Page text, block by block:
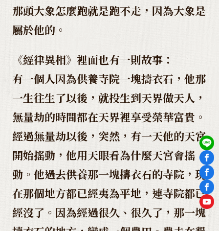
那頭大象怎麼跑就是跑不走，因為大象是
屬於他的。
《經律異相》裡面也有一則故事：
有一個人因為供養寺院一塊擣衣石，他那
一生往生了以後，就投生到天界做天人，
無量劫的時間都在天界裡享受榮華富貴。
經過無量劫以後，突然，有一天他的天宮
開始搖動，他用天眼看為什麼天宮會搖
動。他過去供養那一塊擣衣石的寺院，現
在那個地方都已經夷為平地，連寺院都已
經沒了。因為經過很久、很久了，那一塊